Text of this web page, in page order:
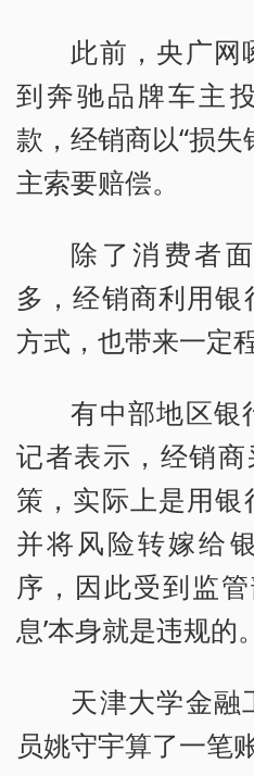
此前，央广网
到奔驰品牌车主
款，经销商以“损
主索要赔偿。
除了消费者
多，经销商利用
方式，也带来一定
有中部地区银
记者表示，经销商
策，实际上是用银
并将风险转嫁给
序，因此受到监
息’本身就是违规的
天津大学金融
员姚守宇算了一笔